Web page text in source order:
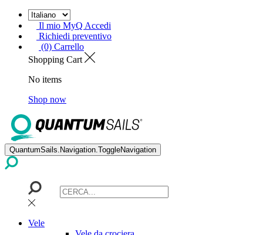
Il mio MyQ Accedi
Richiedi preventivo
(0) Carrello
Shopping Cart
No items
Shop now
QuantumSails.Navigation.ToggleNavigation
Vele